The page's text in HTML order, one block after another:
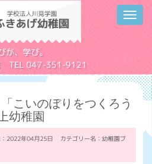
が、学び。
TEL 047-351-9121
いのぼりをつくろう
幼稚園
2022年04月25日 カテゴリー名： 幼稚園ブ